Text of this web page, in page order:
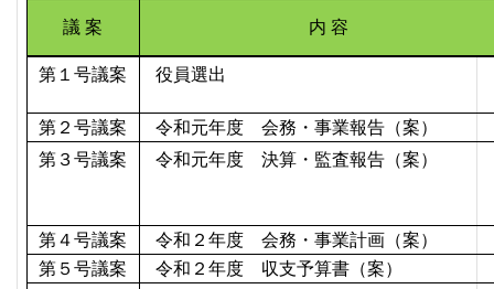
議 案 内 容
第１号議案 役員選出
第２号議案
令和元年度 会務・事業報告（案）
第３号議案
令和元年度 決算・監査報告（案）
第４号議案
令和２年度 会務・事業計画（案）
第５号議案
令和２年度 収支予算書（案）